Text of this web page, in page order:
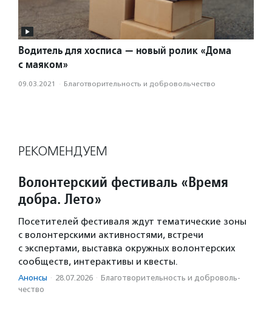
Водитель для хосписа — новый ролик «Дома
с маяком»
09.03.2021 · Благотвори­тель­ность и доброволь­чест­во
РЕКОМЕНДУЕМ
Волонтерский фестиваль «Время
добра. Лето»
Посетителей фестиваля ждут тематические зоны
с волонтерскими активностями, встречи
с экспертами, выставка окружных волонтерских
сообществ, интерактивы и квесты.
Анонсы · 28.07.2026 · Благотвори­тель­ность и доброволь­
чест­во